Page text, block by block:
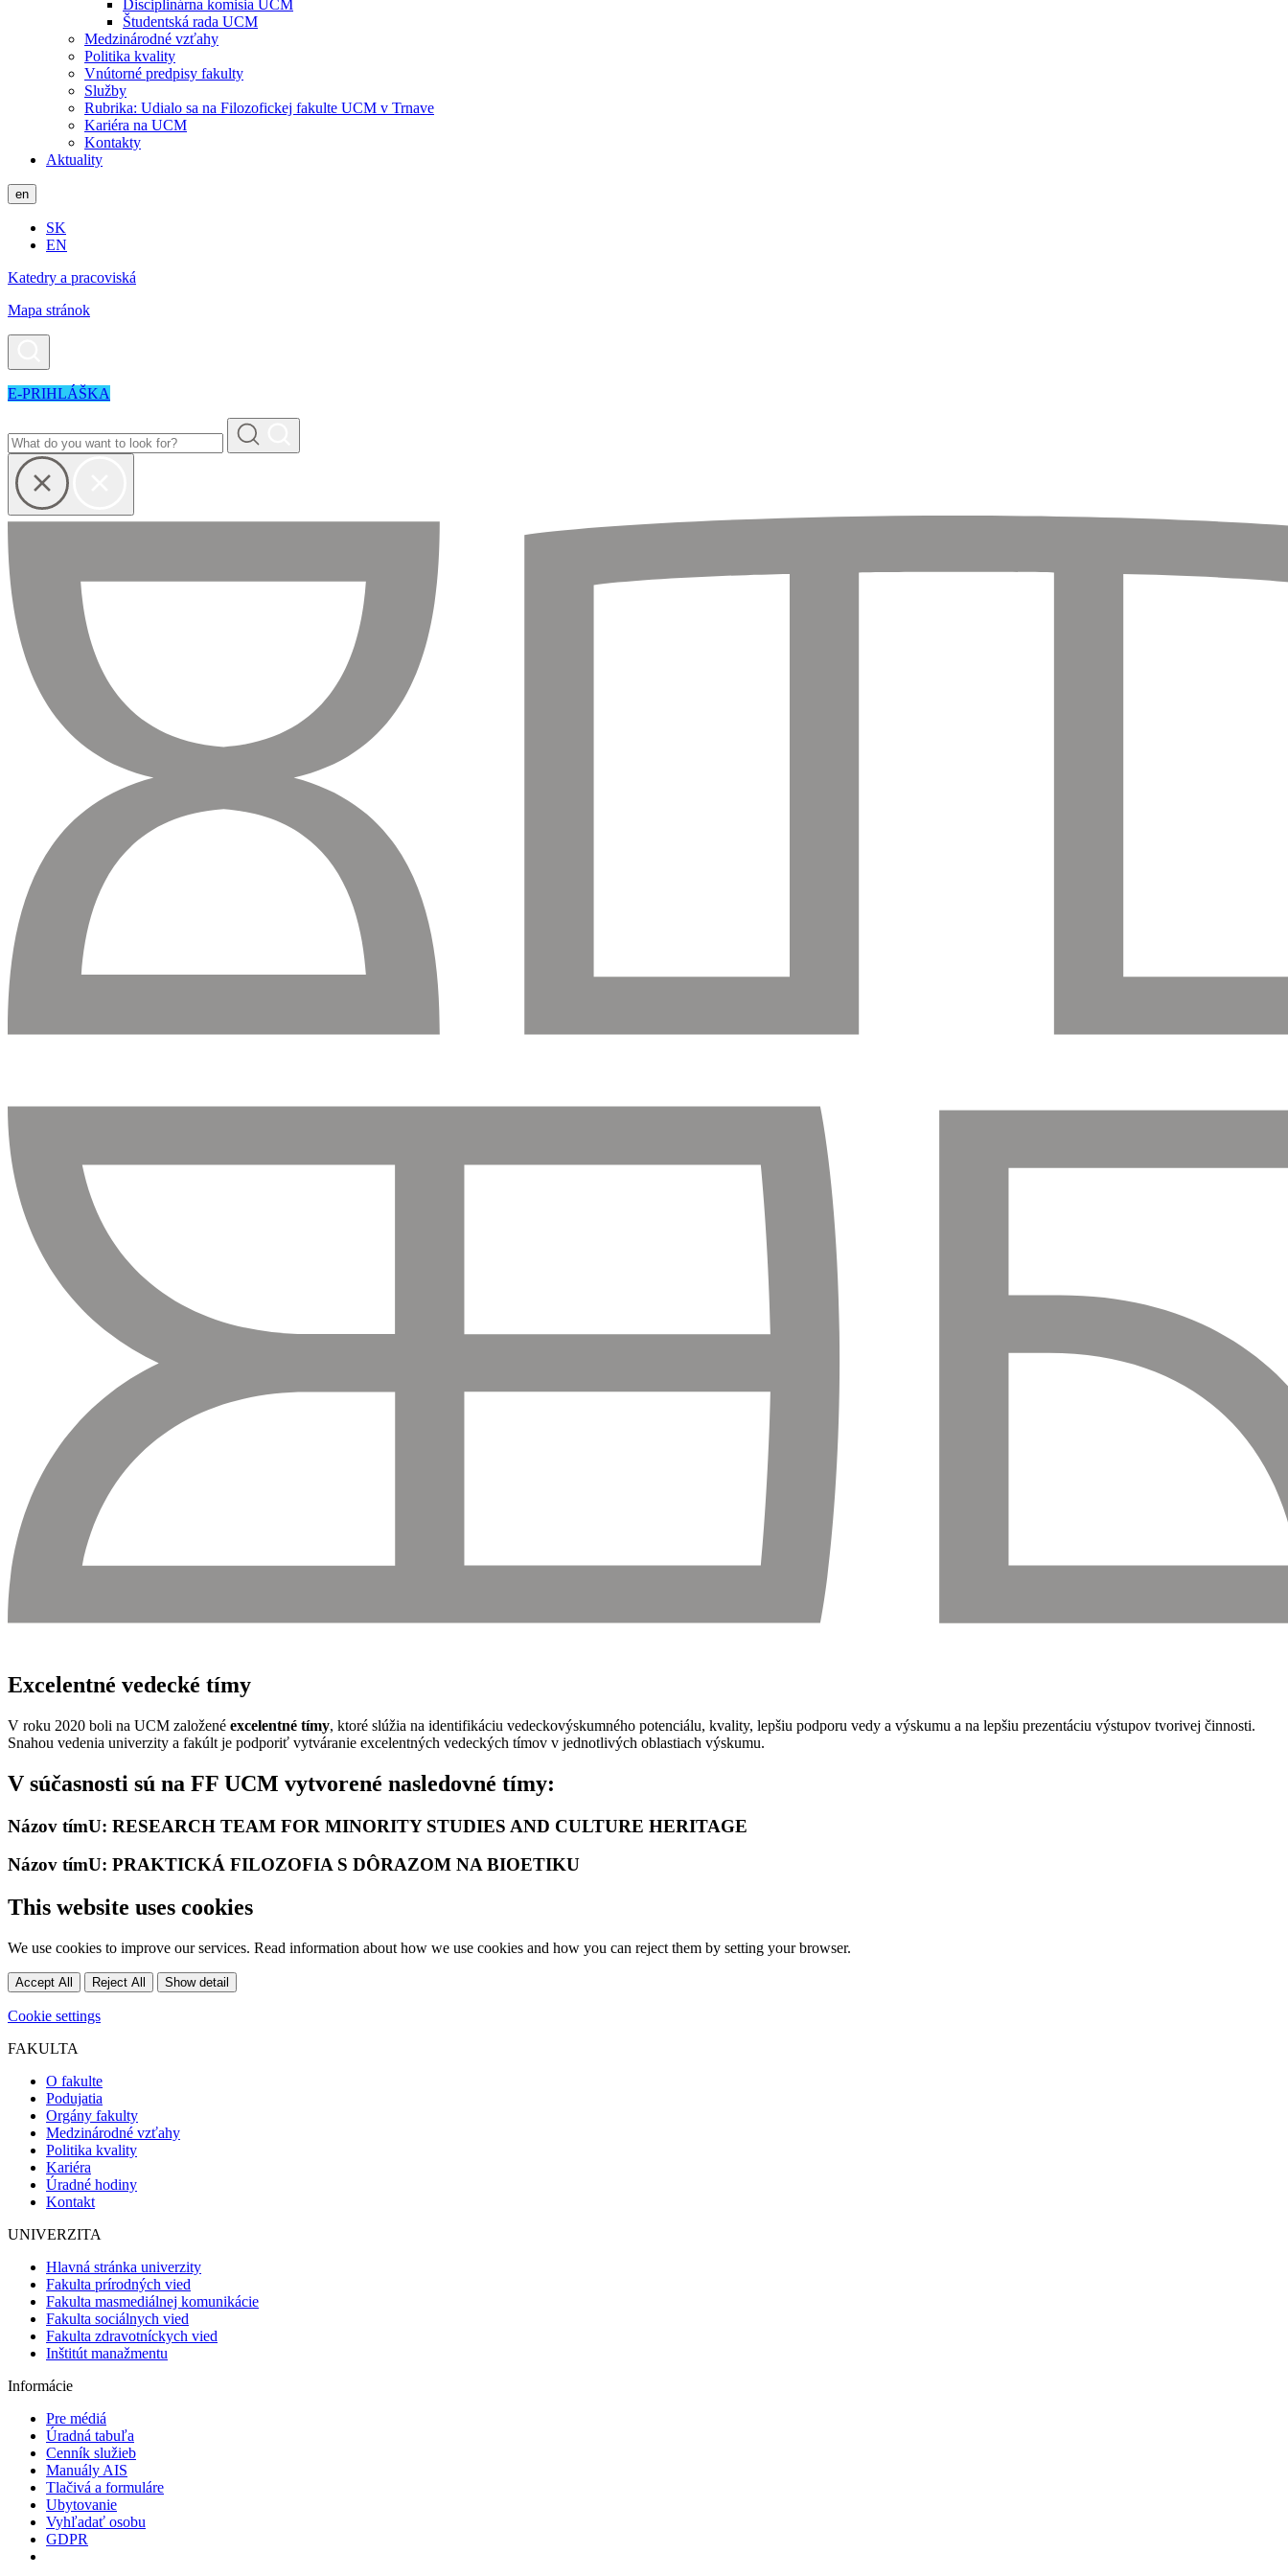
Disciplinárna komisia UCM
Študentská rada UCM
Medzinárodné vzťahy
Politika kvality
Vnútorné predpisy fakulty
Služby
Rubrika: Udialo sa na Filozofickej fakulte UCM v Trnave
Kariéra na UCM
Kontakty
Aktuality
en
SK
EN
Katedry a pracoviská
Mapa stránok
E-PRIHLÁŠKA
Excelentné vedecké tímy
V roku 2020 boli na UCM založené excelentné tímy, ktoré slúžia na identifikáciu vedeckovýskumného potenciálu, kvality, lepšiu podporu vedy a výskumu a na lepšiu prezentáciu výstupov tvorivej činnosti.
Snahou vedenia univerzity a fakúlt je podporiť vytváranie excelentných vedeckých tímov v jednotlivých oblastiach výskumu.
V súčasnosti sú na FF UCM vytvorené nasledovné tímy:
Názov tímU: RESEARCH TEAM FOR MINORITY STUDIES AND CULTURE HERITAGE
Názov tímU: PRAKTICKÁ FILOZOFIA S DÔRAZOM NA BIOETIKU
This website uses cookies
We use cookies to improve our services. Read information about how we use cookies and how you can reject them by setting your browser.
Accept All Reject All Show detail
Cookie settings
FAKULTA
O fakulte
Podujatia
Orgány fakulty
Medzinárodné vzťahy
Politika kvality
Kariéra
Úradné hodiny
Kontakt
UNIVERZITA
Hlavná stránka univerzity
Fakulta prírodných vied
Fakulta masmediálnej komunikácie
Fakulta sociálnych vied
Fakulta zdravotníckych vied
Inštitút manažmentu
Informácie
Pre médiá
Úradná tabuľa
Cenník služieb
Manuály AIS
Tlačivá a formuláre
Ubytovanie
Vyhľadať osobu
GDPR